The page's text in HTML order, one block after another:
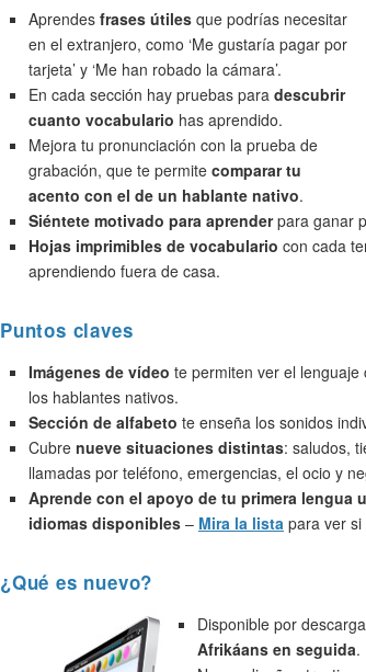
Aprendes frases útiles que podrías necesitar
en el extranjero, como ‘Me gustaría pagar por
tarjeta’ y ‘Me han robado la cámara’.
En cada sección hay pruebas para descubrir
cuanto vocabulario has aprendido.
Mejora tu pronunciación con la prueba de
grabación, que te permite comparar tu
acento con el de un hablante nativo.
Siéntete motivado para aprenderpara ganar
Hojas imprimibles de vocabulario con cada
aprendiendo fuera de casa.
Puntos claves
Imágenes de vídeo te permiten ver el
los hablantes nativos.
Sección de alfabeto te enseña los sonidos
Cubre nueve situaciones distintas: saludos,
llamadas por teléfono, emergencias, el ocio y
Aprende con el apoyo de tu primera lengua
idiomas disponibles – Mira la lista para ver
¿Qué es nuevo?
Disponible por
Afrikáans en seguida.